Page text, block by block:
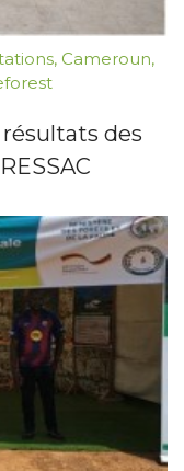
, Cameroun,
des